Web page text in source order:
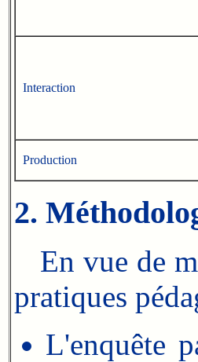
Interaction
Production
2.
En vue de
pratiques
L'enquête